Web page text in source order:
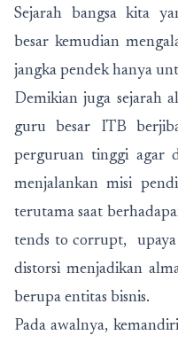
Sejarah bangsa kita
besar kemudian
jangka pendek hanya
Demikian juga sejarah
guru besar ITB
perguruan tinggi agar
menjalankan misi
terutama saat
tends to corrupt,
distorsi menjadikan
berupa entitas bisnis.
Pada awalnya,